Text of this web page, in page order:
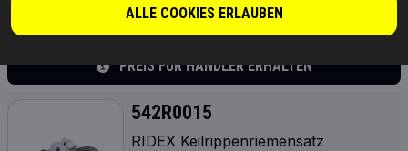
ALLE COOKIES ERLAUBEN
EAN-Nummer(n):4059191672455
PREIS FÜR HÄNDLER ERHALTEN
542R0015
RIDEX Keilrippenriemensatz